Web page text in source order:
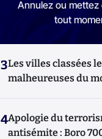
Annulez ou mettez
tout
3Les villes classées
malheureuses du
4Apologie du
antisémite : Boro